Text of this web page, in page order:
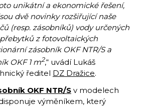
unikátní a ekonomické řešení,
dvě novinky rozšiřující naše
(resp. zásobníků) vody určených
z fotovoltaických
zásobník OKF NTR/S a
OKF 1 m2,“ uvádí Lukáš
ředitel DZ Dražice.
OKF NTR/S v modelech
výměníkem, který